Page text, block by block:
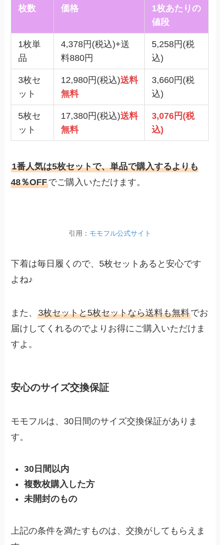
枚数 価格
1枚あたりの
値段
1枚単
品
4,378円(税込)+送
料880円
5,258円(税
込)
3枚セ
ット
12,980円(税込)送料
無料
3,660円(税
込)
5枚セ
ット
17,380円(税込)送料
無料
3,076円(税
込)
1番人気は5枚セットで、単品で購入するよりも
48％OFFでご購入いただけます。
引用： モモフル公式サイト
下着は毎日履くので、5枚セットあると安心です
よね♪
また、3枚セットと5枚セットなら送料も無料でお
届けしてくれるのでよりお得にご購入いただけま
すよ。
安心のサイズ交換保証
モモフルは、30日間のサイズ交換保証がありま
す。
30日間以内
複数枚購入した方
未開封のもの
上記の条件を満たすものは、交換がしてもらえま